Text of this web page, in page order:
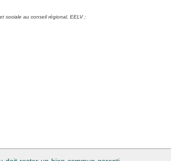
sociale au conseil régional, EELV ;